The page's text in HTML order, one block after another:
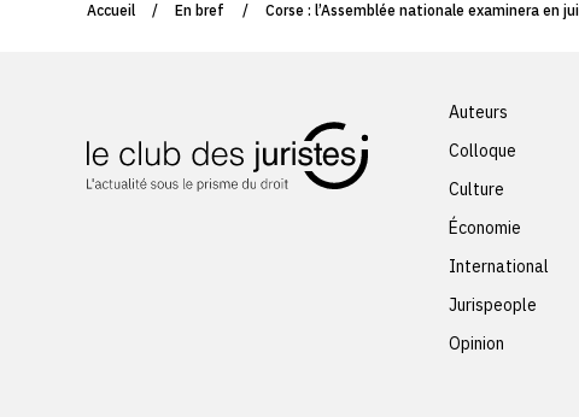
Accueil / En bref / Corse : l’Assemblée nationale examinera en
Auteurs
Colloque
Culture
Économie
International
Jurispeople
Opinion